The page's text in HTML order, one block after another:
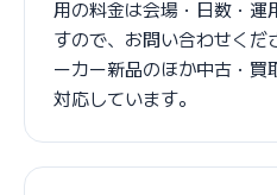
用の料金は会場・日数・運
すので、お問い合わせく
ーカー新品のほか中古・買
対応しています。